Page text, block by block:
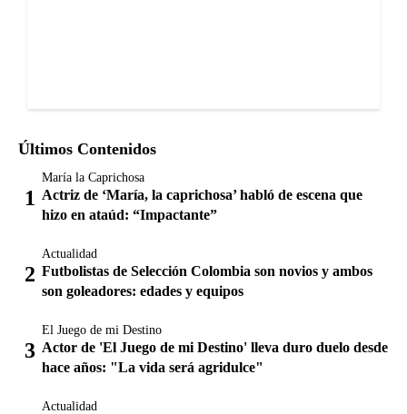
Últimos Contenidos
María la Caprichosa
Actriz de ‘María, la caprichosa’ habló de escena que
hizo en ataúd: “Impactante”
Actualidad
Futbolistas de Selección Colombia son novios y ambos
son goleadores: edades y equipos
El Juego de mi Destino
Actor de 'El Juego de mi Destino' lleva duro duelo desde
hace años: "La vida será agridulce"
Actualidad